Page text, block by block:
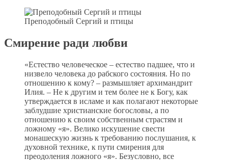
Преподобный Сергий и птицы
Смирение ради любви
«Естество человеческое – естество падшее, что и
низвело человека до рабского состояния. Но по
отношению к кому? – размышляет архимандрит
Илия. – Не к другим и тем более не к Богу, как
утверждается в исламе и как полагают некоторые
заблудшие христианские богословы, а по
отношению к своим собственным страстям и
ложному «я». Велико искушение свести
монашескую жизнь к требованию послушания, к
духовной технике, к пути смирения для
преодоления ложного «я». Безусловно, все